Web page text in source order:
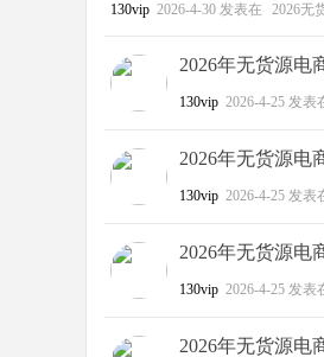
130vip 2026-4-30 发表在 2026无
2026年无货源电
130vip 2026-4-25 发表
2026年无货源电
130vip 2026-4-25 发表
2026年无货源电
130vip 2026-4-25 发表
2026年无货源电